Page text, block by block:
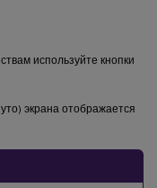
используйте кнопки
экрана отображается